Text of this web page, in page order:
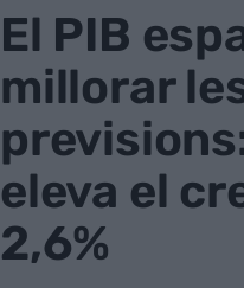
El PIB
millorar
eleva el
2,6%